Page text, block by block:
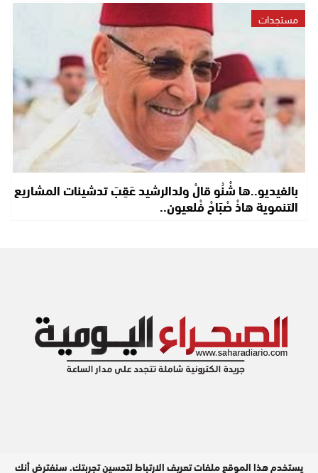
مستجدات
بالفيديو..ها شْنُو قالْ ولدالرشيد عَقِبَ تدشينات المشاريع
التنموية هاذْ صْبَاحْ فْلعيون..
يستخدم هذا الموقع ملفات تعريف الارتباط لتحسين تجربتك. سنفترض أنك